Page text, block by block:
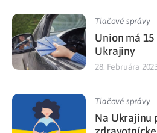
Tlačové správy
Union má
Ukrajiny
28. Februára
Tlačové správy
Na Ukrajinu